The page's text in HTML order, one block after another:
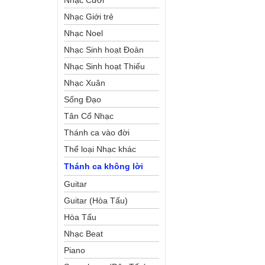
Nhạc Giới trẻ
Nhạc Noel
Nhạc Sinh hoạt Đoàn
Thể Công Giáo
Nhạc Sinh hoạt Thiếu
Nhi
Nhạc Xuân
Sống Đạo
Tân Cổ Nhạc
Thánh ca vào đời
Thể loại Nhạc khác
Thánh ca không lời
Guitar
Guitar (Hòa Tấu)
Hòa Tấu
Nhạc Beat
Piano